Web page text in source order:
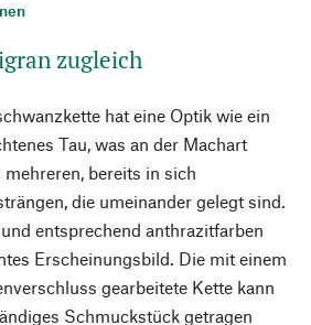
zugleich
hat eine Optik wie ein
Tau, was an der Machart
bereits in sich
die umeinander gelegt sind.
entsprechend anthrazitfarben
Erscheinungsbild. Die mit einem
gearbeitete Kette kann
Schmuckstück getragen